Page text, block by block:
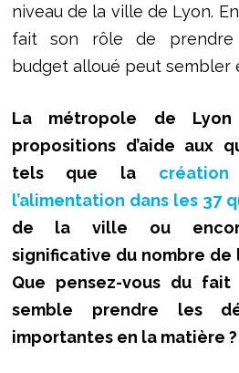
niveau de la ville de Lyon.
fait son rôle de prendre
budget alloué peut sembler
La métropole de
propositions d’aide aux
tels que la
l’alimentation dans les 37
de la ville ou encore
significative du nombre de
Que pensez-vous du
semble prendre les
importantes en la matière ?